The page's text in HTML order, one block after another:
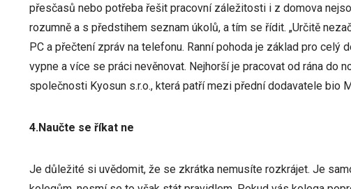
přesčasů nebo potřeba řešit pracovní záležitosti i z domova
rozumně a s předstihem seznam úkolů, a tím se řídit. „Určitě
PC a přečtení zpráv na telefonu. Ranní pohoda je základ pro celý
vypne a více se práci nevěnovat. Nejhorší je pracovat od rána do
společnosti Kyosun s.r.o., která patří mezi přední dodavatele bio
4.Naučte se říkat ne
Je důležité si uvědomit, že se zkrátka nemusíte rozkrájet. Je